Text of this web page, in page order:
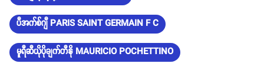
ပီအက်စ်ဂျီ PARIS SAINT GERMAIN F C
မူရီဆီယိုပိုချက်တီနို MAURICIO POCHETTINO